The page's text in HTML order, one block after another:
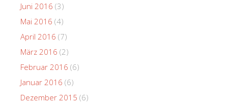
Juni 2016 (3)
Mai 2016 (4)
April 2016 (7)
März 2016 (2)
Februar 2016 (6)
Januar 2016 (6)
Dezember 2015 (6)